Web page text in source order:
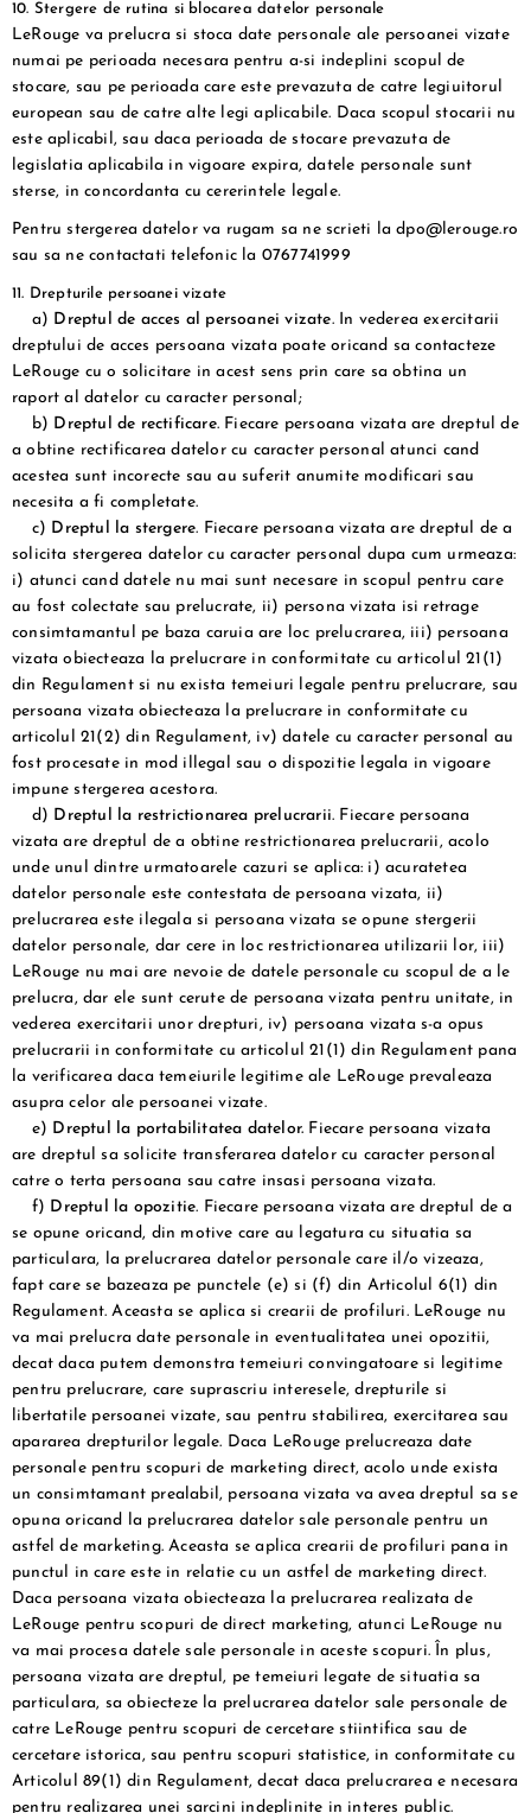
10. Stergere de rutina si blocarea datelor personale
LeRouge va prelucra si stoca date personale ale persoanei vizate
numai pe perioada necesara pentru a-si indeplini scopul de
stocare, sau pe perioada care este prevazuta de catre legiuitorul
european sau de catre alte legi aplicabile. Daca scopul stocarii nu
este aplicabil, sau daca perioada de stocare prevazuta de
legislatia aplicabila in vigoare expira, datele personale sunt
sterse, in concordanta cu cererintele legale.
Pentru stergerea datelor va rugam sa ne scrieti la dpo@lerouge.ro
sau sa ne contactati telefonic la 0767741999
11. Drepturile persoanei vizate
a) Dreptul de acces al persoanei vizate. In vederea exercitarii
dreptului de acces persoana vizata poate oricand sa contacteze
LeRouge cu o solicitare in acest sens prin care sa obtina un
raport al datelor cu caracter personal;
b) Dreptul de rectificare. Fiecare persoana vizata are dreptul de
a obtine rectificarea datelor cu caracter personal atunci cand
acestea sunt incorecte sau au suferit anumite modificari sau
necesita a fi completate.
c) Dreptul la stergere. Fiecare persoana vizata are dreptul de a
solicita stergerea datelor cu caracter personal dupa cum urmeaza:
i) atunci cand datele nu mai sunt necesare in scopul pentru care
au fost colectate sau prelucrate, ii) persona vizata isi retrage
consimtamantul pe baza caruia are loc prelucrarea, iii) persoana
vizata obiecteaza la prelucrare in conformitate cu articolul 21(1)
din Regulament si nu exista temeiuri legale pentru prelucrare, sau
persoana vizata obiecteaza la prelucrare in conformitate cu
articolul 21(2) din Regulament, iv) datele cu caracter personal au
fost procesate in mod illegal sau o dispozitie legala in vigoare
impune stergerea acestora.
d) Dreptul la restrictionarea prelucrarii. Fiecare persoana
vizata are dreptul de a obtine restrictionarea prelucrarii, acolo
unde unul dintre urmatoarele cazuri se aplica: i) acuratetea
datelor personale este contestata de persoana vizata, ii)
prelucrarea este ilegala si persoana vizata se opune stergerii
datelor personale, dar cere in loc restrictionarea utilizarii lor, iii)
LeRouge nu mai are nevoie de datele personale cu scopul de a le
prelucra, dar ele sunt cerute de persoana vizata pentru unitate, in
vederea exercitarii unor drepturi, iv) persoana vizata s-a opus
prelucrarii in conformitate cu articolul 21(1) din Regulament pana
la verificarea daca temeiurile legitime ale LeRouge prevaleaza
asupra celor ale persoanei vizate.
e) Dreptul la portabilitatea datelor. Fiecare persoana vizata
are dreptul sa solicite transferarea datelor cu caracter personal
catre o terta persoana sau catre insasi persoana vizata.
f) Dreptul la opozitie. Fiecare persoana vizata are dreptul de a
se opune oricand, din motive care au legatura cu situatia sa
particulara, la prelucrarea datelor personale care il/o vizeaza,
fapt care se bazeaza pe punctele (e) si (f) din Articolul 6(1) din
Regulament. Aceasta se aplica si crearii de profiluri. LeRouge nu
va mai prelucra date personale in eventualitatea unei opozitii,
decat daca putem demonstra temeiuri convingatoare si legitime
pentru prelucrare, care suprascriu interesele, drepturile si
libertatile persoanei vizate, sau pentru stabilirea, exercitarea sau
apararea drepturilor legale. Daca LeRouge prelucreaza date
personale pentru scopuri de marketing direct, acolo unde exista
un consimtamant prealabil, persoana vizata va avea dreptul sa se
opuna oricand la prelucrarea datelor sale personale pentru un
astfel de marketing. Aceasta se aplica crearii de profiluri pana in
punctul in care este in relatie cu un astfel de marketing direct.
Daca persoana vizata obiecteaza la prelucrarea realizata de
LeRouge pentru scopuri de direct marketing, atunci LeRouge nu
va mai procesa datele sale personale in aceste scopuri. În plus,
persoana vizata are dreptul, pe temeiuri legate de situatia sa
particulara, sa obiecteze la prelucrarea datelor sale personale de
catre LeRouge pentru scopuri de cercetare stiintifica sau de
cercetare istorica, sau pentru scopuri statistice, in conformitate cu
Articolul 89(1) din Regulament, decat daca prelucrarea e necesara
pentru realizarea unei sarcini indeplinite in interes public.